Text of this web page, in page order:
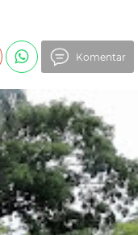
Komentar